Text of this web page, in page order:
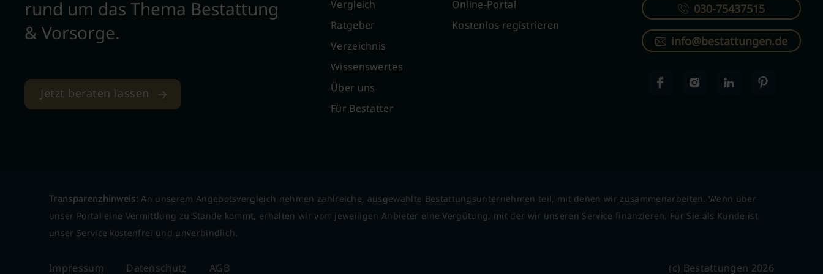
rund um das Thema Bestattung
& Vorsorge.
Jetzt beraten lassen
Vergleich
Ratgeber
Verzeichnis
Wissenswertes
Über uns
Für Bestatter
Online-Portal
Kostenlos registrieren
030-75437515
info@bestattungen.de
Transparenzhinweis: An unserem Angebotsvergleich nehmen zahlreiche, ausgewählte Bestattungsunternehmen teil, mit denen wir zusammenarbeiten. Wenn über
unser Portal eine Vermittlung zu Stande kommt, erhalten wir vom jeweiligen Anbieter eine Vergütung, mit der wir unseren Service finanzieren. Für Sie als Kunde ist
unser Service kostenfrei und unverbindlich.
Impressum Datenschutz AGB (c) Bestattungen 2026